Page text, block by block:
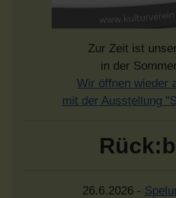
Zur Zeit ist
in der
Wir öffnen wieder
mit der Ausstellung
26.6.2026 -